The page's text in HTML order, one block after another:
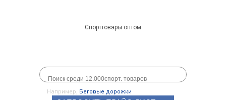
Спорттовары оптом
Например, Беговые дорожки